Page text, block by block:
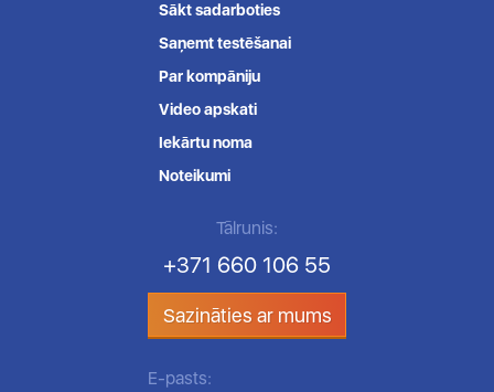
Sākt sadarboties
Saņemt testēšanai
Par kompāniju
Video apskati
Iekārtu noma
Noteikumi
Tālrunis:
+371 660 106 55
Sazināties ar mums
E-pasts: